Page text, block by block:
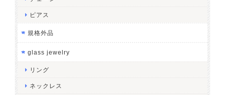
ピアス
規格外品
glass jewelry
リング
ネックレス